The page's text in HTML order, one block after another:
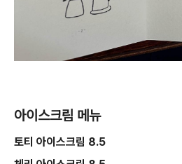
아이스크림 메뉴
토티 아이스크림 8.5